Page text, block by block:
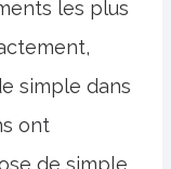
les plus
simple dans
ont
de simple